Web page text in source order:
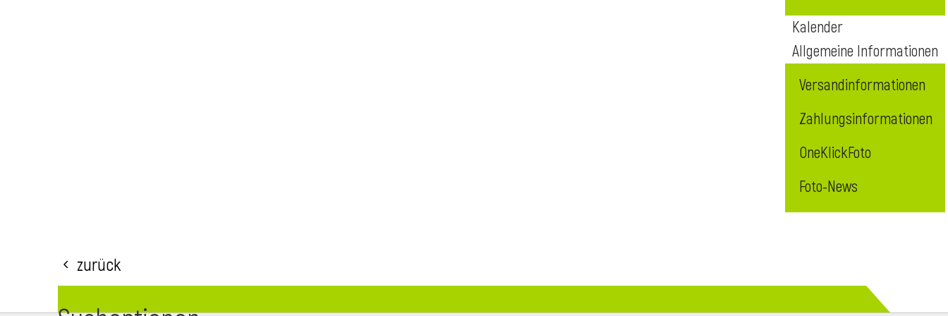
Kalender
Allgemeine Informationen
Versandinformationen
Zahlungsinformationen
OneKlickFoto
Foto-News
Zurück